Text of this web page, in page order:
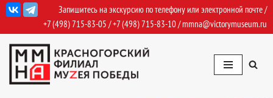
Перейти
к
содержимому
Запишитесь на экскурсию по телефону или электронной почте /
+7 (498) 715-83-05 /+7 (498) 715-83-10/mmna@victorymuseum.ru